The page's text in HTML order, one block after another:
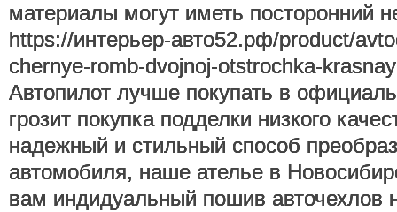
материалы могут иметь посторонний
https://интерьер-авто52.рф/product/
chernye-romb-dvojnoj-otstrochka-
Автопилот лучше покупать в
грозит покупка подделки низкого
надежный и стильный способ
автомобиля, наше ателье в
вам индидуальный пошив авточехлов